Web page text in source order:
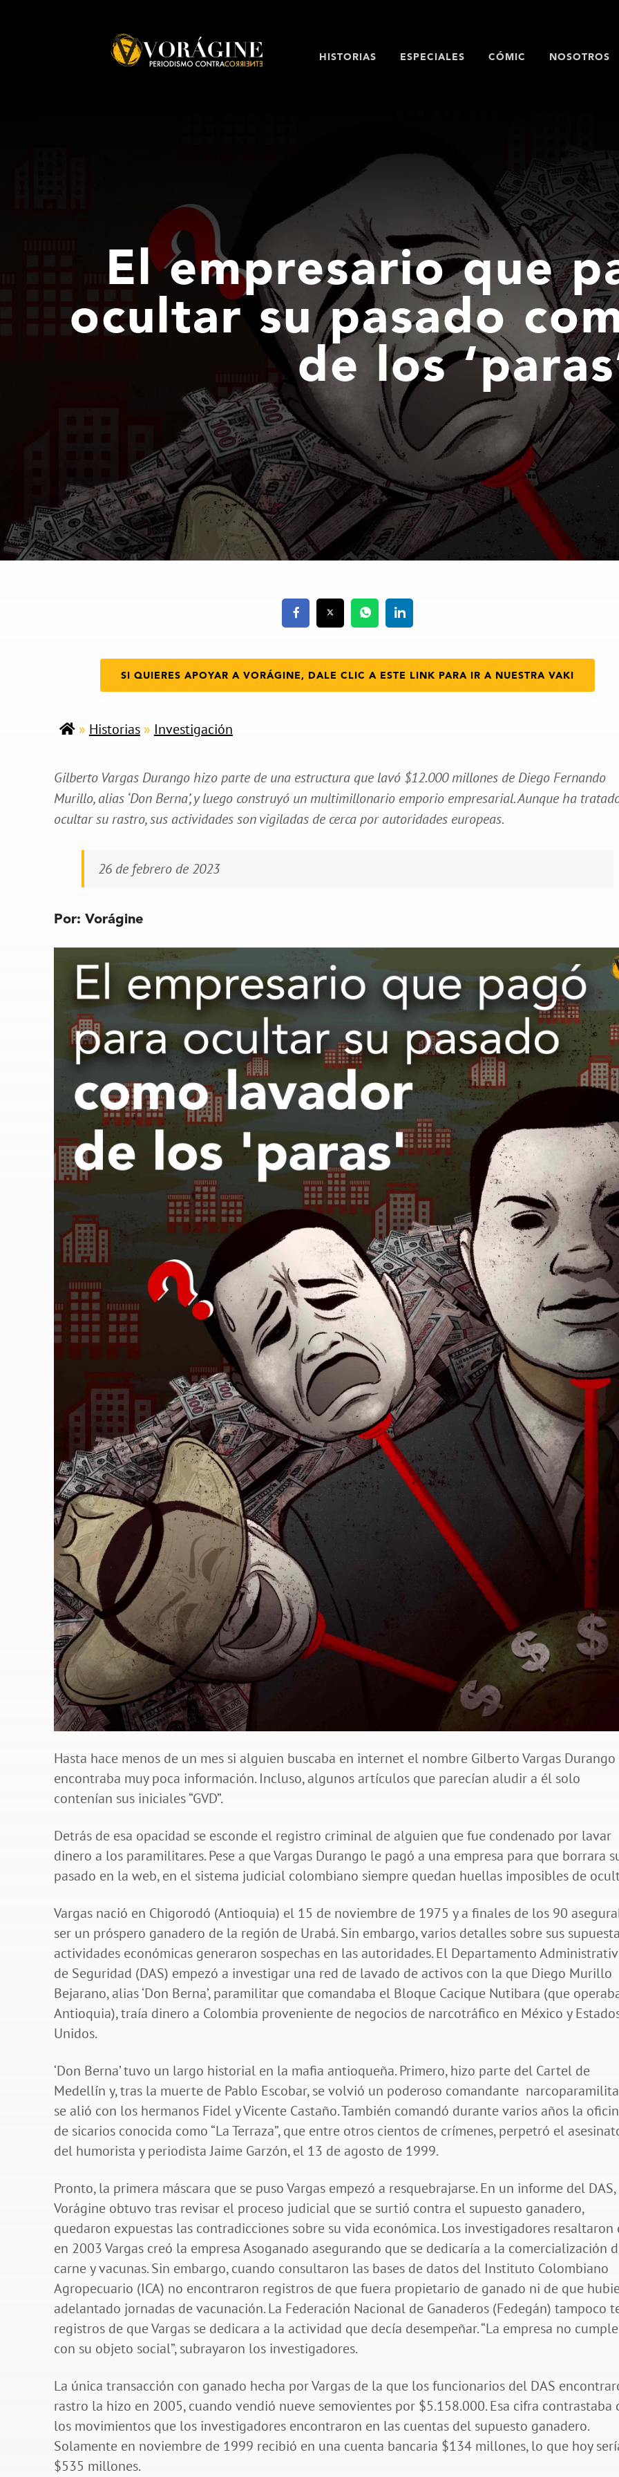
HISTORIAS ESPECIALES CÓMIC NOSOTROS
El empresario que
ocultar su pasado
de los
SI QUIERES APOYAR A VORÁGINE, DALE CLIC A ESTE LINK PARA IR A NUESTRA VAKI
» Historias» Investigación
Gilberto Vargas Durango hizo parte de una estructura que lavó $12.000 millones de Diego Fernando
Murillo, alias ‘Don Berna’, y luego construyó un multimillonario emporio empresarial. Aunque ha
ocultar su rastro, sus actividades son vigiladas de cerca por autoridades europeas.
26 de febrero de 2023
Por: Vorágine
Hasta hace menos de un mes si alguien buscaba en internet el nombre Gilberto Vargas Durango
encontraba muy poca información. Incluso, algunos artículos que parecían aludir a él solo
contenían sus iniciales “GVD”.
Detrás de esa opacidad se esconde el registro criminal de alguien que fue condenado por lavar
dinero a los paramilitares. Pese a que Vargas Durango le pagó a una empresa para que borrara
pasado en la web, en el sistema judicial colombiano siempre quedan huellas imposibles de
Vargas nació en Chigorodó (Antioquia) el 15 de noviembre de 1975 y a finales de los 90
ser un próspero ganadero de la región de Urabá. Sin embargo, varios detalles sobre sus
actividades económicas generaron sospechas en las autoridades. El Departamento
de Seguridad (DAS) empezó a investigar una red de lavado de activos con la que Diego Murillo
Bejarano, alias ‘Don Berna’, paramilitar que comandaba el Bloque Cacique Nutibara (que
Antioquia), traía dinero a Colombia proveniente de negocios de narcotráfico en México y
Unidos.
‘Don Berna’ tuvo un largo historial en la mafia antioqueña. Primero, hizo parte del Cartel de
Medellín y, tras la muerte de Pablo Escobar, se volvió un poderoso comandante
se alió con los hermanos Fidel y Vicente Castaño. También comandó durante varios años la
de sicarios conocida como “La Terraza”, que entre otros cientos de crímenes, perpetró el
del humorista y periodista Jaime Garzón, el 13 de agosto de 1999.
Pronto, la primera máscara que se puso Vargas empezó a resquebrajarse. En un informe del
Vorágine obtuvo tras revisar el proceso judicial que se surtió contra el supuesto ganadero,
quedaron expuestas las contradicciones sobre su vida económica. Los investigadores resaltaron
en 2003 Vargas creó la empresa Asoganado asegurando que se dedicaría a la comercialización
carne y vacunas. Sin embargo, cuando consultaron las bases de datos del Instituto Colombiano
Agropecuario (ICA) no encontraron registros de que fuera propietario de ganado ni de que
adelantado jornadas de vacunación. La Federación Nacional de Ganaderos (Fedegán) tampoco
registros de que Vargas se dedicara a la actividad que decía desempeñar. “La empresa no cumple
con su objeto social”, subrayaron los investigadores.
La única transacción con ganado hecha por Vargas de la que los funcionarios del DAS
rastro la hizo en 2005, cuando vendió nueve semovientes por $5.158.000. Esa cifra contrastaba
los movimientos que los investigadores encontraron en las cuentas del supuesto ganadero.
Solamente en noviembre de 1999 recibió en una cuenta bancaria $134 millones, lo que hoy
$535 millones.